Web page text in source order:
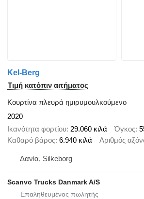
Kel-Berg
Τιμή κατόπιν αιτήματος
Κουρτίνα πλευρά ημιρυμουλκούμενο
2020
Ικανότητα φορτίου 29.060 κιλά Όγκος
Καθαρό βάρος 6.940 κιλά Αριθμός
Δανία, Silkeborg
Scanvo Trucks Danmark A/S